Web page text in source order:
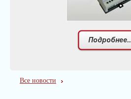
Все новости